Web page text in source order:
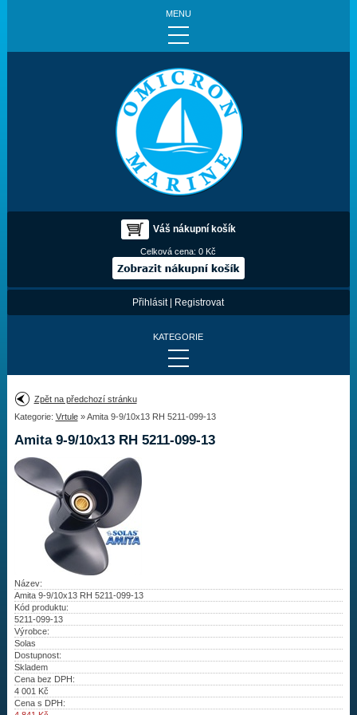
MENU
Váš nákupní košík
Celková cena:0 Kč
Přihlásit| Registrovat
KATEGORIE
Provedení:
Výrobce:
Drážky na hřídeli:
Najít vrtuli
Vrtule
Kontakty
Aktuality
Zpět na předchozí stránku
Kategorie: Vrtule» Amita 9-9/10x13 RH 5211-099-13
Amita 9-9/10x13 RH 5211-099-13
Název:
Amita 9-9/10x13 RH 5211-099-13
Kód produktu:
5211-099-13
Výrobce:
Solas
Dostupnost:
Skladem
Cena bez DPH:
4 001
Kč
Cena s DPH: